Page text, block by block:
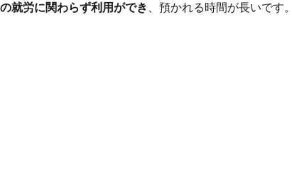
就労に関わらず利用ができ 、預かれる時間が長いです。